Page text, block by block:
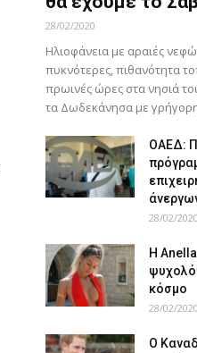
28/02/2020
Ηλιοφάνεια με αραιές
πυκνότερες, πιθανότητα
πρωινές ώρες στα νησιά
τα Δωδεκάνησα με
ΟΑΕΔ:
28/02/2020
Η
κόσμο
28/02/2020
Ο